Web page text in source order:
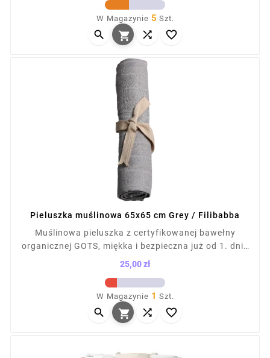
Delikatna dla skóry dziecka, przewiewna i lekka.
Każda pieluszka owinięta dekoracyjną kokardką –
idealna na prezent dla noworodka.
W Magazynie 5 Szt.
   
Pieluszka muślinowa 65x65 cm Grey / Filibabba
Muślinowa pieluszka z certyfikowanej bawełny
organicznej GOTS, miękka i bezpieczna już od 1. dnia
życia. Idealna do przewijania, jako lekki kocyk lub
Delikatna dla skóry dziecka, przewiewna i lekka.
Każda pieluszka owinięta dekoracyjną kokardką –
idealna na prezent dla noworodka.
25,00 zł
W Magazynie 1 Szt.
   